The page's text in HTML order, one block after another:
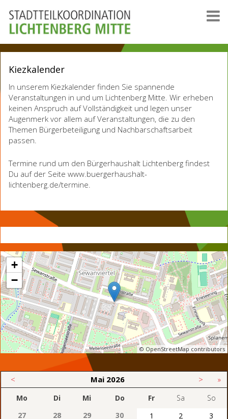
Kiezkalender
In unserem Kiezkalender finden Sie spannende
Veranstaltungen in und um Lichtenberg Mitte. Wir erheben
keinen Anspruch auf Vollständigkeit und legen unser
Augenmerk vor allem auf Veranstaltungen, die zu den
Themen Bürgerbeteiligung und Nachbarschaftsarbeit
passen.
Termine rund um den Bürgerhaushalt Lichtenberg findest
Du auf der Seite www.buergerhaushalt-
lichtenberg.de/termine.
+
−
© OpenStreetMap contributors
< Mai 2026 > »
Mo Di Mi Do Fr Sa
So
27
28 29 30 1 2
3